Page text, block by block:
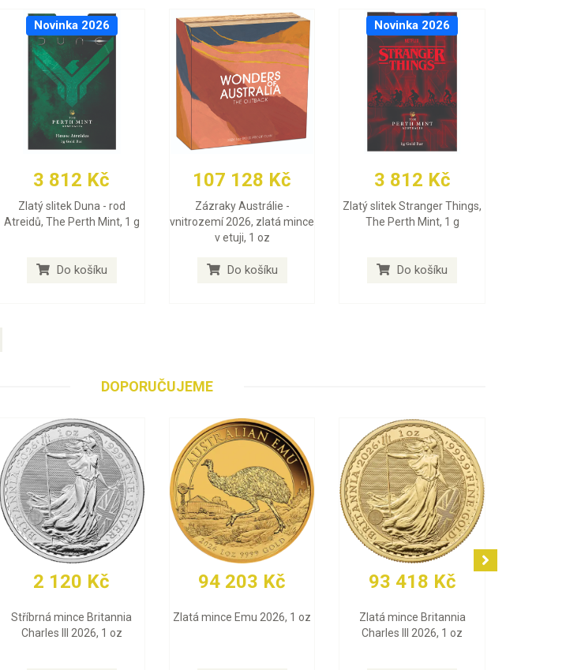
Novinka 2026
3 812 Kč
Zlatý slitek Duna - rod
Atreidů, The Perth Mint, 1 g
Do košíku
107 128 Kč
Zázraky Austrálie -
vnitrozemí 2026, zlatá mince
v etuji, 1 oz
Do košíku
Novinka 2026
3 812 Kč
Zlatý slitek Stranger Things,
The Perth Mint, 1 g
Do košíku
DOPORUČUJEME
2 120 Kč
Stříbrná mince Britannia
Charles III 2026, 1 oz
94 203 Kč
Zlatá mince Emu 2026, 1 oz
93 418 Kč
Zlatá mince Britannia
Charles III 2026, 1 oz